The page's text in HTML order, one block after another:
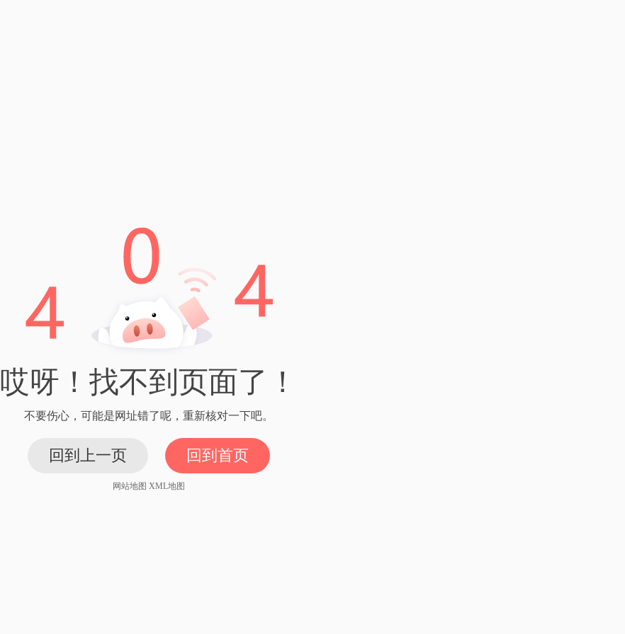
哎呀！找不到页面了！
不要伤心，可能是网址错了呢，重新核对一下吧。
回到上一页 回到首页
网站地图 XML地图